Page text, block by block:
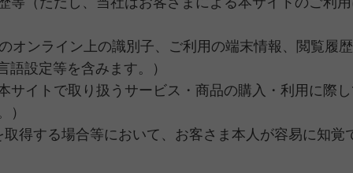
オンライン上の識別子、ご利用の端末情報、閲覧履
設定等を含みます。）
サイトで取り扱うサービス・商品の購入・利用に際
）
得する場合等において、お客さま本人が容易に知